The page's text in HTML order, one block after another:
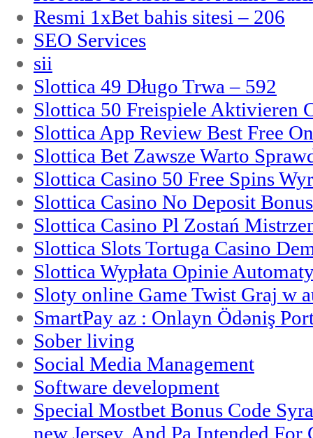
Resmi 1xBet bahis sitesi – 206
SEO Services
sii
Slottica 49 Długo Trwa – 592
Slottica 50 Freispiele Aktivieren
Slottica App Review Best Free
Slottica Bet Zawsze Warto
Slottica Casino 50 Free Spins
Slottica Casino No Deposit
Slottica Casino Pl Zostań
Slottica Slots Tortuga Casino
Slottica Wypłata Opinie
Sloty online Game Twist Graj w
SmartPay az : Onlayn Ödəniş
Sober living
Social Media Management
Software development
Special Mostbet Bonus Code
new Jersey, And Pa Intended